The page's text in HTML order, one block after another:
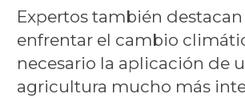
Expertos también
enfrentar el cambio
necesario la aplicación de
agricultura mucho más